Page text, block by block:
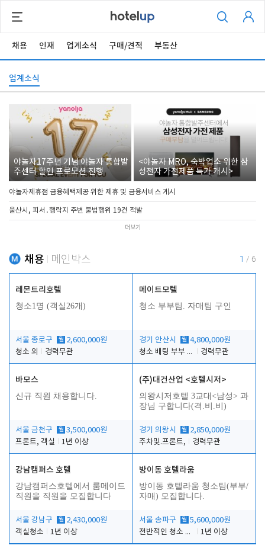
채용 인재 업계소식 구매/견적 부동산
업계소식
야놀자17주년 기념 야놀자 통합발
주센터 할인 프로모션 진행
<야놀자 MRO, 숙박업소 위한 삼
성전자 가전제품 특가 개시>
야놀자제휴점 금융혜택제공 위한 제휴 및 금융서비스 게시
울산시, 피서․행락지 주변 불법행위 19건 적발
더보기
채용 메인박스 1 / 6
레몬트리호텔
청소1명 (객실26개)
서울 종로구 월 2,600,000원
청소 외
경력무관
메이트모텔
청소 부부팀. 자매팀 구인
경기 안산시 월 4,800,000원
청소 배팅 부부 구합니다
경력무관
바모스
신규 직원 채용합니다.
서울 금천구 월 3,500,000원
프론트, 객실
1년 이상
(주)대건산업 <호텔시저>
의왕시저호텔 3교대<남성> 과
장님 구합니다(격.비.비)
경기 의왕시 월 2,850,000원
주차및.프론트,
경력무관
강남캠퍼스 호텔
강남캠퍼스호텔에서 룸메이드
직원을 직원을 모집합니다
서울 강남구 월 2,430,000원
객실청소
1년 이상
방이동 호텔라움
방이동 호텔라움 청소팀(부부/
자매) 모집합니다.
서울 송파구 월 5,600,000원
전반적인 청소 업무(객실청소.객실정리)
1년 이상